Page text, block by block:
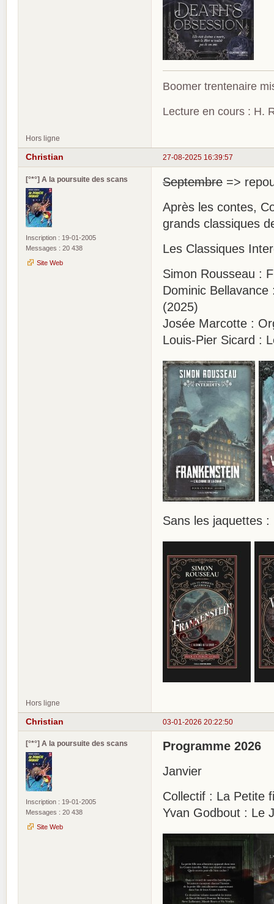
Boomer trentenaire
Lecture en cours : H.
Hors ligne
27-08-2025 16:39:57
Christian
[°*°] A la poursuite des scans
Inscription : 19-01-2005
Messages : 20 438
Site Web
Septembre =>
Après les contes,
grands classiques
Les Classiques
Simon Rousseau :
Dominic
(2025)
Josée Marcotte :
Louis-Pier Sicard :
Sans les jaquettes :
Hors ligne
03-01-2026 20:22:50
Christian
[°*°] A la poursuite des scans
Inscription : 19-01-2005
Messages : 20 438
Site Web
Programme 2026
Janvier
Collectif : La Petite
Yvan Godbout : Le